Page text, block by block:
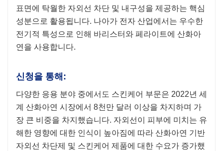
표면에 탁월한 자외선 차단 및 내구성을 제공하는 핵심
성분으로 활용됩니다. 나아가 전자 산업에서는 우수한
전기적 특성으로 인해 바리스터와 페라이트에 산화아
연을 사용합니다.
신청을 통해:
다양한 응용 분야 중에서도 스킨케어 부문은 2022년 세
계 산화아연 시장에서 8천만 달러 이상을 차지하며 가
장 큰 비중을 차지했습니다. 자외선이 피부에 미치는 유
해한 영향에 대한 인식이 높아짐에 따라 산화아연 기반
자외선 차단제 및 스킨케어 제품에 대한 수요가 증가했